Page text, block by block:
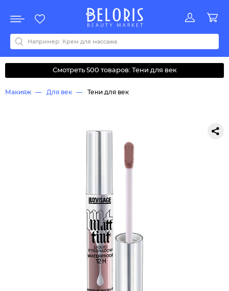
Акции
Все бренды
0-9ABCDEFGHIJKLMNOPQRSTUVWYZАБВДЗИМОКЛНПРСТУФ
Смотреть 500 товаров: Тени для век
Макияж Для век Тени для век